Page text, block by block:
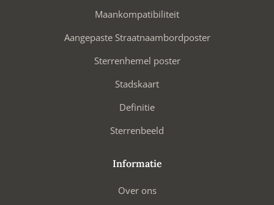
Maankompatibiliteit
Aangepaste Straatnaambordposter
Sterrenhemel poster
Stadskaart
Definitie
Sterrenbeeld
Informatie
Over ons